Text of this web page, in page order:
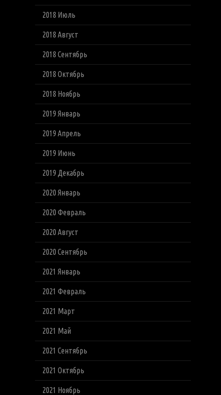
2018 Июль
2018 Август
2018 Сентябрь
2018 Октябрь
2018 Ноябрь
2019 Январь
2019 Апрель
2019 Июнь
2019 Декабрь
2020 Январь
2020 Февраль
2020 Август
2020 Сентябрь
2021 Январь
2021 Февраль
2021 Март
2021 Май
2021 Сентябрь
2021 Октябрь
2021 Ноябрь